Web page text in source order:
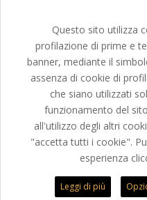
Questo sito utilizza
profilazione di prime e
banner, mediante il
assenza di cookie di
che siano utilizzati
funzionamento del
all'utilizzo degli altri
"accetta tutti i cookie".
esperienza
Leggi di più